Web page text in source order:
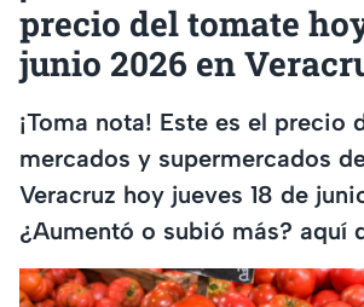
precio del tomate
junio 2026 en
¡Toma nota! Este es el precio
mercados y supermercados
Veracruz hoy jueves 18 de
¿Aumentó o subió más? aquí